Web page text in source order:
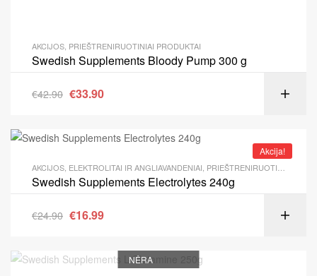
AKCIJOS PRIEŠTRENIRUOTINIAI PRODUKTAI
Swedish Supplements Bloody Pump 300 g
€42.90 €33.90
Akcija!
AKCIJOS ELEKTROLITAI IR ANGLIAVANDENIAI PRIEŠTRENIRUOTINIAI PRODUKTAI
Swedish Supplements Electrolytes 240g
€24.90 €16.99
NĖRA